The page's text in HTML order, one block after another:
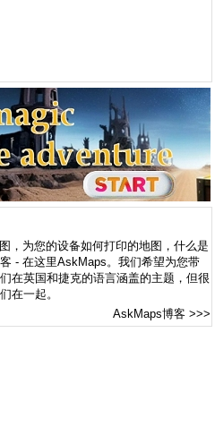
，为您的设备如何打印的地图，什么是
- 在这里AskMaps。我们希望为您带
在英国和捷克的语言涵盖的主题，但很
在一起。
AskMaps博客 >>>